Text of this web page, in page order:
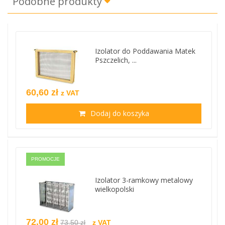
Izolator do Poddawania Matek
Pszczelich, ...
60,60 zł z VAT
Dodaj do koszyka
PROMOCJE
Izolator 3-ramkowy metalowy
wielkopolski
72,00 zł 73,50 zł z VAT